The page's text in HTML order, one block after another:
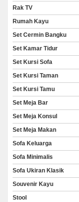
Rak TV
Rumah Kayu
Set Cermin Bangku
Set Kamar Tidur
Set Kursi Sofa
Set Kursi Taman
Set Kursi Tamu
Set Meja Bar
Set Meja Konsul
Set Meja Makan
Sofa Keluarga
Sofa Minimalis
Sofa Ukiran Klasik
Souvenir Kayu
Stool